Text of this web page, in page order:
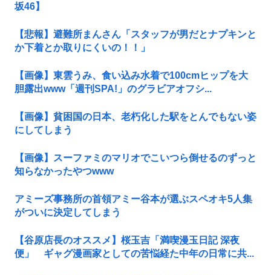
坂46】
【悲報】避難所まんさん「スタッフが男だとナプキンと
か下着とか取りにくいの！！」
【画像】東雲うみ、食い込み水着で100cmヒップを大
胆露出www「週刊SPA!」のグラビアオフシ...
【画像】貧困国の日本、老朽化した駅をとんでもない姿
にしてしまう
【画像】スーファミのマリオでこいつら倒せるのずっと
知らなかったやつwww
アミーズ事務所の首領アミー谷本が選ぶスペオキ5人集
がついに決定してしまう
【谷原店長のオススメ】桜玉吉「満喫漫玉日記 深夜
便」 ギャグ漫画家としての苦悩経た中年の日常に共...